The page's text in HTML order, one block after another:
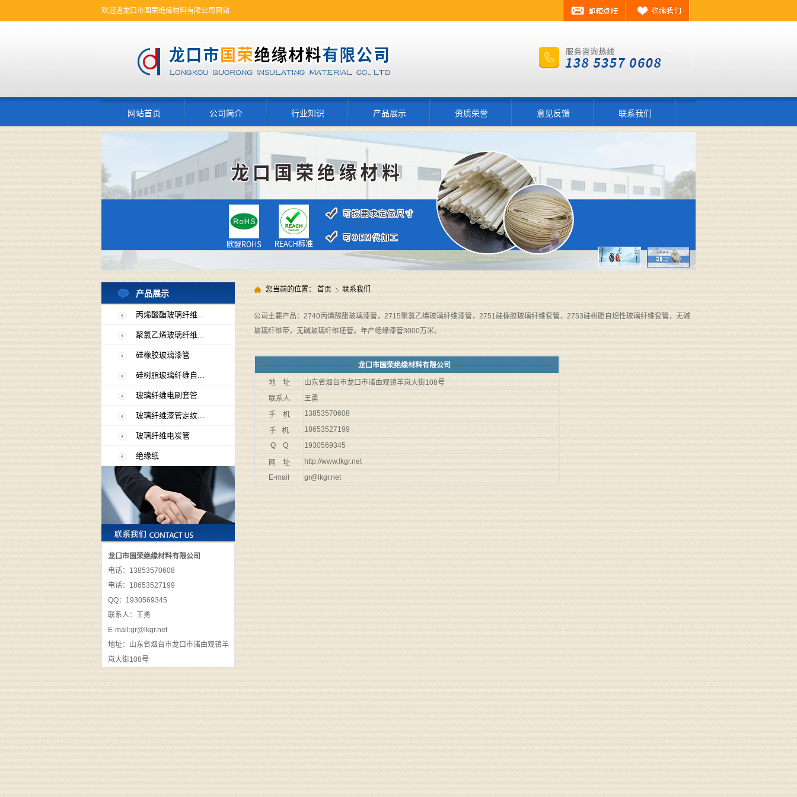
欢迎进龙口市国荣绝缘材料有限公司网站
网站首页 公司简介 行业知识 产品展示 资质荣誉 意见反馈 联系我们
产品展示
丙烯酸酯玻璃纤维...
聚氯乙烯玻璃纤维...
硅橡胶玻璃漆管
硅树脂玻璃纤维自...
玻璃纤维电刷套管
玻璃纤维漆管定纹...
玻璃纤维电炭管
绝缘纸
龙口市国荣绝缘材料有限公司
电话：13853570608
电话：18653527199
QQ：1930569345
联系人：王勇
E-mail:gr@lkgr.net
地址：山东省烟台市龙口市诸由观镇羊
岚大街108号
您当前的位置： 首页 联系我们
公司主要产品：2740丙烯酸酯玻璃漆管，2715聚氯乙烯玻璃纤维漆管，2751硅橡胶玻璃纤维套管，2753硅树脂自熄性玻璃纤维套管，无碱
玻璃纤维带，无碱玻璃纤维坯管。年产绝缘漆管3000万米。
----------------------------------------- 龙口市国荣绝缘材料有限公司 -------------------------------------------
地 址
山东省烟台市龙口市诸由观镇羊岚大街108号
联系人
王勇
手 机
13853570608
手 机
18653527199
Q Q
1930569345
网 址
http://www.lkgr.net
E-mail
gr@lkgr.net